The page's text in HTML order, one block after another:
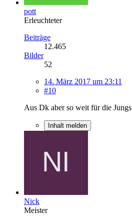
pott
Erleuchteter
Beiträge
12.465
Bilder
52
14. März 2017 um 23:11
#10
Aus Dk aber so weit für die Jungs
Inhalt melden
Nick
Meister